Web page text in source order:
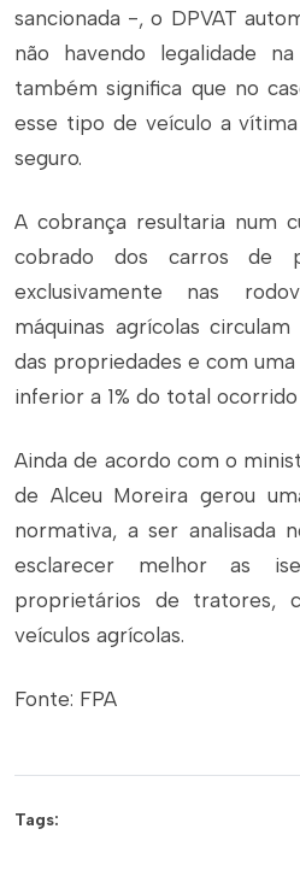
sancionada -, o DPVAT
não havendo legalidade
também significa que no
esse tipo de veículo a
seguro.
A cobrança resultaria num
cobrado dos carros de
exclusivamente nas
máquinas agrícolas
das propriedades e com
inferior a 1% do total ocorrido
Ainda de acordo com o
de Alceu Moreira gerou
normativa, a ser analisada
esclarecer melhor as
proprietários de tratores,
veículos agrícolas.
Fonte: FPA
Tags: